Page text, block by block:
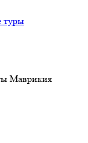
туры
Маврикия